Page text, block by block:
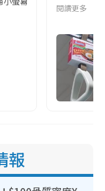
閱讀更多
報